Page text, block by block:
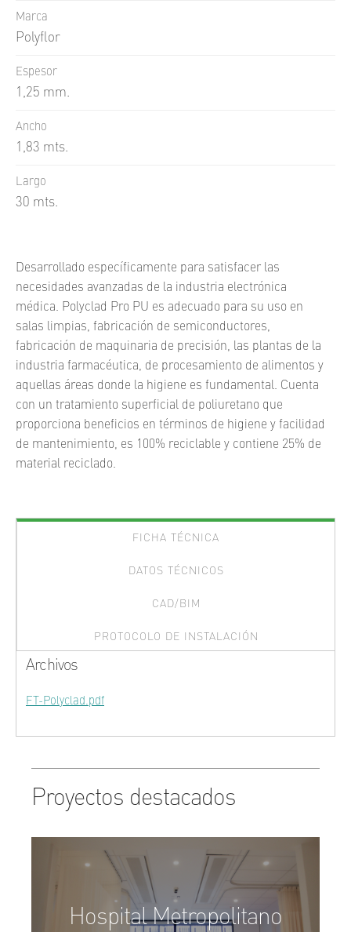
Marca
Polyflor
Espesor
1,25 mm.
Ancho
1,83 mts.
Largo
30 mts.
Desarrollado específicamente para satisfacer las
necesidades avanzadas de la industria electrónica
médica. Polyclad Pro PU es adecuado para su uso en
salas limpias, fabricación de semiconductores,
fabricación de maquinaria de precisión, las plantas de la
industria farmacéutica, de procesamiento de alimentos y
aquellas áreas donde la higiene es fundamental. Cuenta
con un tratamiento superficial de poliuretano que
proporciona beneficios en términos de higiene y facilidad
de mantenimiento, es 100% reciclable y contiene 25% de
material reciclado.
FICHA TÉCNICA
DATOS TÉCNICOS
CAD/BIM
PROTOCOLO DE INSTALACIÓN
Archivos
FT-Polyclad.pdf
Proyectos destacados
Hospital Metropolitano